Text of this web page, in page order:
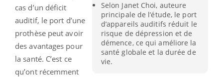
Selon Janet Choi, auteure
principale de l’étude, le port
d’appareils auditifs réduit le
risque de dépression et de
démence, ce qui améliore la
santé globale et la durée de
vie.
cas d’un déficit
auditif, le port d’une
prothèse peut avoir
des avantages pour
la santé. C’est ce
qu’ont récemment